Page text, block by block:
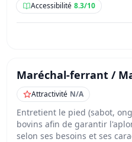
Accessibilité 8.3/10
Maréchal-ferrant /
Attractivité N/A
Entretient le pied (sabot,
bovins afin de garantir
selon ses besoins et ses